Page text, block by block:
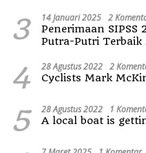
3 14 Januari 2025 2
Penerimaan SIPSS
Putra-Putri Terbaik
4 28 Agustus 2022 2
Cyclists Mark
5 28 Agustus 2022 1
A local boat is